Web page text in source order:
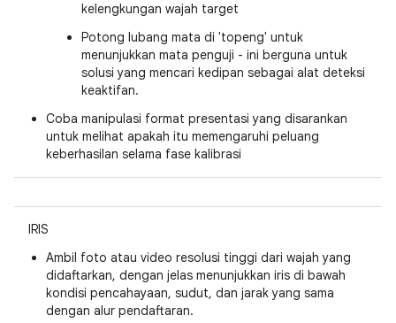
kelengkungan wajah target
Potong lubang mata di 'topeng' untuk
menunjukkan mata penguji - ini berguna untuk
solusi yang mencari kedipan sebagai alat deteksi
keaktifan.
Coba manipulasi format presentasi yang disarankan
untuk melihat apakah itu memengaruhi peluang
keberhasilan selama fase kalibrasi
IRIS
Ambil foto atau video resolusi tinggi dari wajah yang
didaftarkan, dengan jelas menunjukkan iris di bawah
kondisi pencahayaan, sudut, dan jarak yang sama
dengan alur pendaftaran.